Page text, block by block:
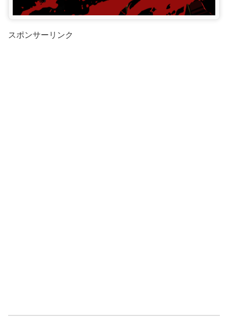
スポンサーリンク